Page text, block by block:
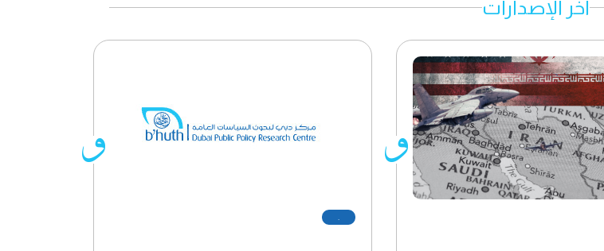
آخر الإصدارات